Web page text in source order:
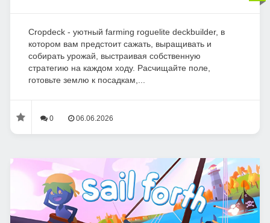
Cropdeck - уютный farming roguelite deckbuilder, в
котором вам предстоит сажать, выращивать и
собирать урожай, выстраивая собственную
стратегию на каждом ходу. Расчищайте поле,
готовьте землю к посадкам,...
0 06.06.2026